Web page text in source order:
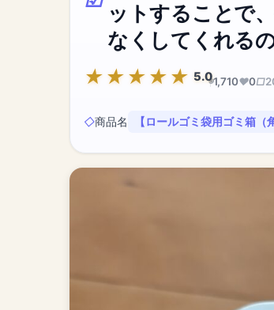
ットすることで
なくしてくれる
5.01,710 0
商品名 【ロールゴミ袋用ゴミ箱（